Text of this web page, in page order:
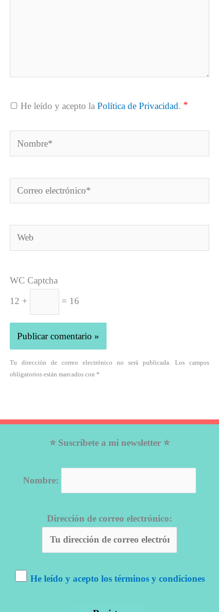
He leído y acepto la Política de Privacidad. *
Nombre*
Correo
electrónico*
Web
WC Captcha
12 +
= 16
Tu dirección de correo electrónico no será publicada. Los campos
obligatorios están marcados con *
⭐ Suscríbete a mi newsletter ⭐
Nombre:
Dirección de correo electrónico:
He leído y acepto los términos y condiciones